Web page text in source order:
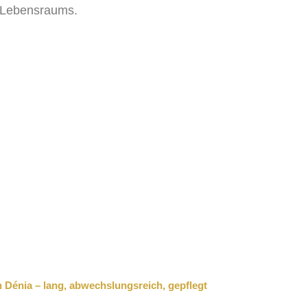
Dénia – lang, abwechslungsreich, gepflegt